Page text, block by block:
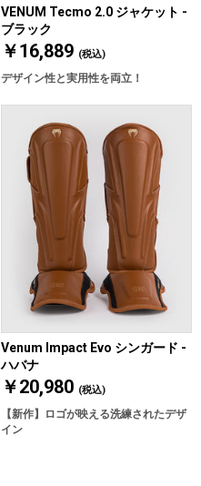
VENUM Tecmo 2.0 ジャケット -
ブラック
￥16,889 (税込)
デザイン性と実用性を両立！
Venum Impact Evo シンガード -
ハバナ
￥20,980 (税込)
【新作】ロゴが映える洗練されたデザ
イン